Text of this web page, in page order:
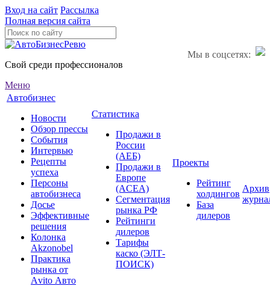
Вход на сайт Рассылка
Полная версия сайта
Мы в соцсетях:
Свой среди профессионалов
Меню
Автобизнес
Новости
Обзор прессы
События
Интервью
Рецепты
успеха
Персоны
автобизнеса
Досье
Эффективные
решения
Колонка
Akzonobel
Практика
рынка от
Аvito Авто
Статистика
Продажи в
России
(АЕБ)
Продажи в
Европе
(ACEA)
Сегментация
рынка РФ
Рейтинги
дилеров
Тарифы
каско (ЭЛТ-
ПОИСК)
Проекты
Рейтинг
холдингов
База
дилеров
Архив